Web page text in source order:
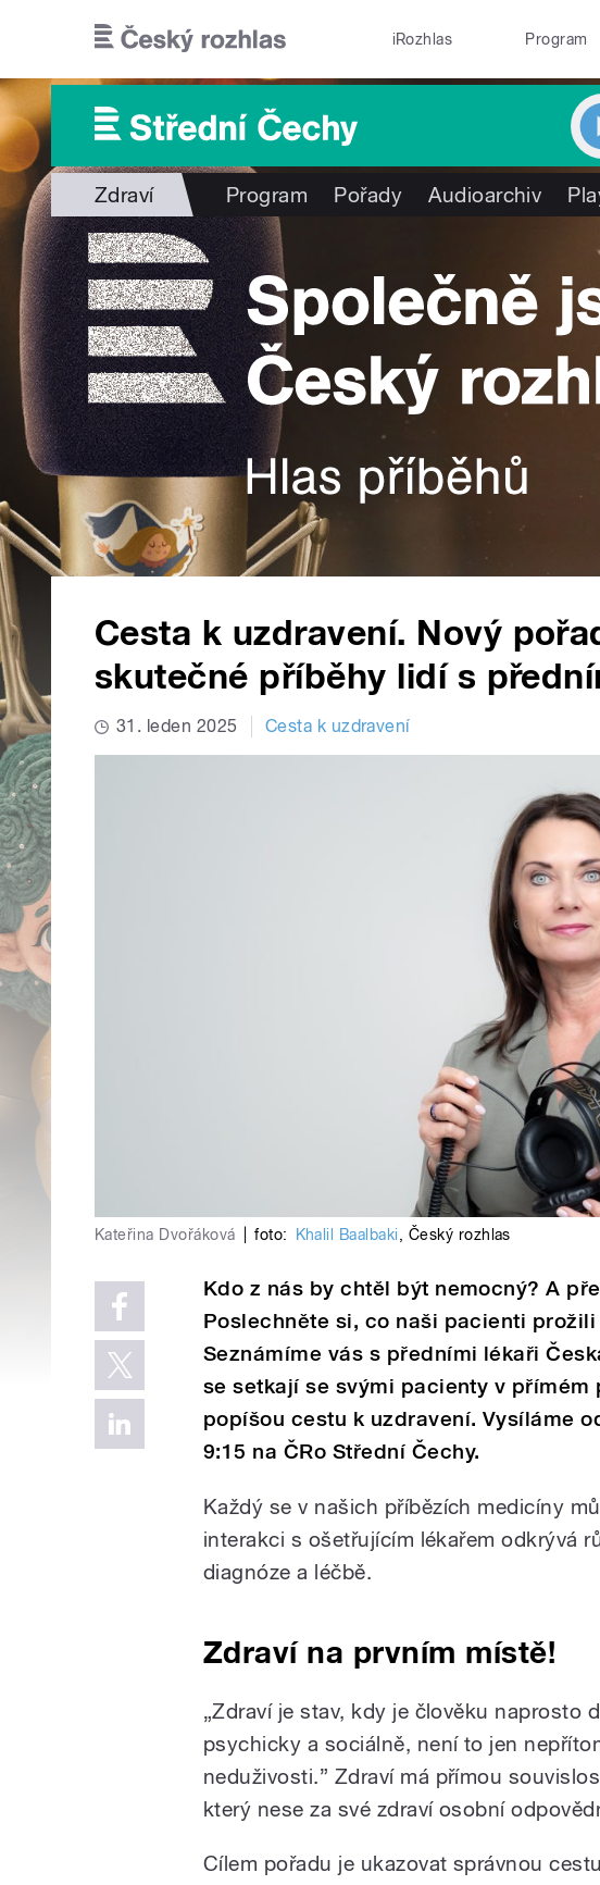
iRozhlas Program
Zdraví Program Pořady Audioarchiv
Cesta k uzdravení. Nový
skutečné příběhy lidí s
31. leden 2025 Cesta k uzdravení
Kateřina Dvořáková foto: Khalil Baalbaki, Český rozhlas
Kdo z nás by chtěl být nemocný? A
Poslechněte si, co naši pacienti
Seznámíme vás s předními lékaři
se setkají se svými pacienty v přímém
popíšou cestu k uzdravení. Vysíláme
9:15 na ČRo Střední Čechy.
Každý se v našich příbězích medicíny
interakci s ošetřujícím lékařem odkrývá
diagnóze a léčbě.
Zdraví na prvním místě!
„Zdraví je stav, kdy je člověku naprosto
psychicky a sociálně, není to jen
neduživosti.” Zdraví má přímou
který nese za své zdraví osobní
Cílem pořadu je ukazovat správnou